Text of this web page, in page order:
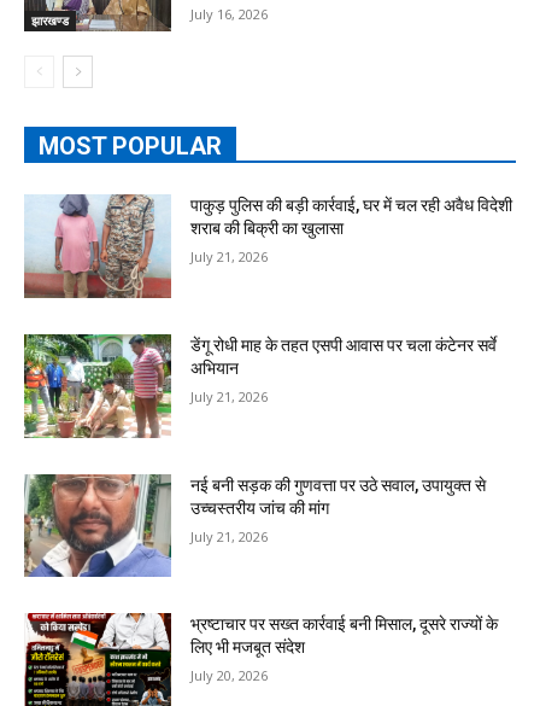
झारखण्ड July 16, 2026
MOST POPULAR
पाकुड़ पुलिस की बड़ी कार्रवाई, घर में चल रही अवैध विदेशी
शराब की बिक्री का खुलासा
July 21, 2026
डेंगू रोधी माह के तहत एसपी आवास पर चला कंटेनर सर्वे
अभियान
July 21, 2026
नई बनी सड़क की गुणवत्ता पर उठे सवाल, उपायुक्त से
उच्चस्तरीय जांच की मांग
July 21, 2026
भ्रष्टाचार पर सख्त कार्रवाई बनी मिसाल, दूसरे राज्यों के
लिए भी मजबूत संदेश
July 20, 2026